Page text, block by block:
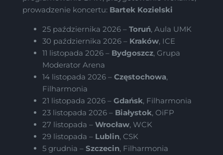
prowadzenie koncertu: Bartek Kozielski
25 października 2026 – Toruń, Aula UMK
30 października 2026 – Kraków, ICE
11 listopada 2026 – Bydgoszcz, Grupa
Moderator Arena
14 listopada 2026 – Częstochowa,
Filharmonia
21 listopada 2026 – Gdańsk, Filharmonia
23 listopada 2026 – Białystok, OiFP
27 listopada – Wrocław, WCK
29 listopada – Lublin, CSK
5 grudnia – Szczecin, Filharmonia